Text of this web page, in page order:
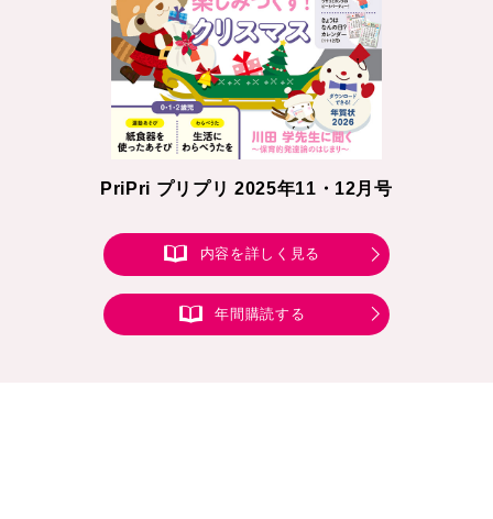
PriPri プリプリ 2025年11・12月号
内容を詳しく見る
年間購読する